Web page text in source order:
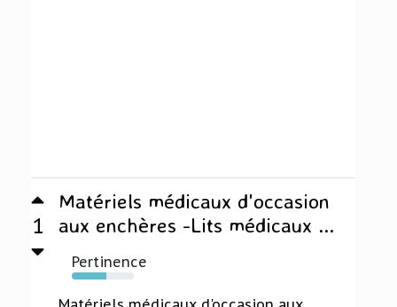
1
Matériels médicaux d'occasion
aux enchères -Lits médicaux ...
Pertinence
55%